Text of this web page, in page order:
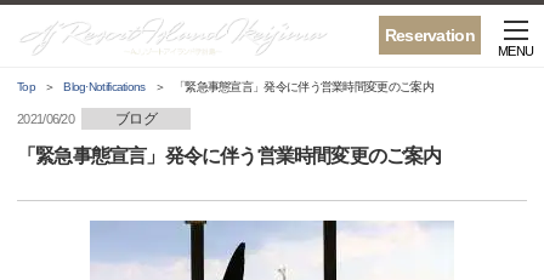
Reservation
MENU
Top Blog·Notifications 「緊急事態宣言」発令に伴う営業時間変更のご案内
2021/06/20 ブログ
「緊急事態宣言」発令に伴う営業時間変更のご案内